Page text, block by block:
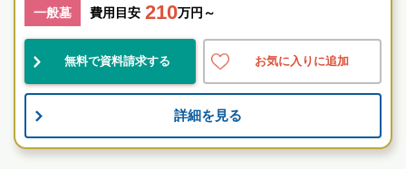
駅近
お墓のことなら何でもご相談ください
現地を見学して実際の雰囲気をお確かめください
霊園墓地のプロフェッショナルが無料でご案内いたしま
す
一般墓 費用目安 210万円～
無料で資料請求する お気に入りに追加
詳細を見る